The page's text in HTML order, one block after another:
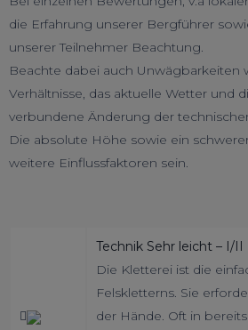
die Erfahrung unserer Bergführer
unserer Teilnehmer Beachtung.
Beachte dabei auch Unwägbarkeiten
Verhältnisse, das aktuelle Wetter und
verbundene Änderung der
Die absolute Höhe sowie ein
weitere Einflussfaktoren sein.
Technik Sehr leicht – I/II
Die Kletterei ist die
Felskletterns. Sie
der Hände. Oft in